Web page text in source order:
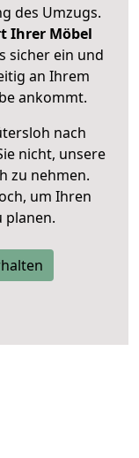
des Umzugs.
Ihrer Möbel
sicher ein und
an Ihrem
ankommt.
nach
nicht, unsere
zu nehmen.
um Ihren
planen.